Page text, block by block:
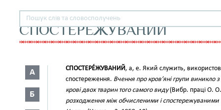
СПОСТЕРЕЖУВАНИЙ
А
Б
СПОСТЕРЕ́ЖУВАНИЙ, а, е. Який служить,
спостереження. Вчення про кров’яні групи виникло
крові двох тварин того самого виду(Вибр. праці О.
розходження між обчисленими і